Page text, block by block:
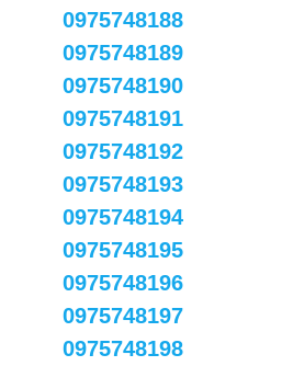
0975748188
0975748189
0975748190
0975748191
0975748192
0975748193
0975748194
0975748195
0975748196
0975748197
0975748198